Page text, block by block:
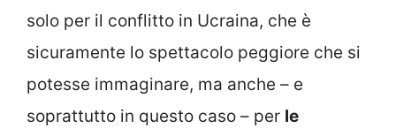
solo per il conflitto in Ucraina, che è
sicuramente lo spettacolo peggiore che si
potesse immaginare, ma anche – e
soprattutto in questo caso – per le